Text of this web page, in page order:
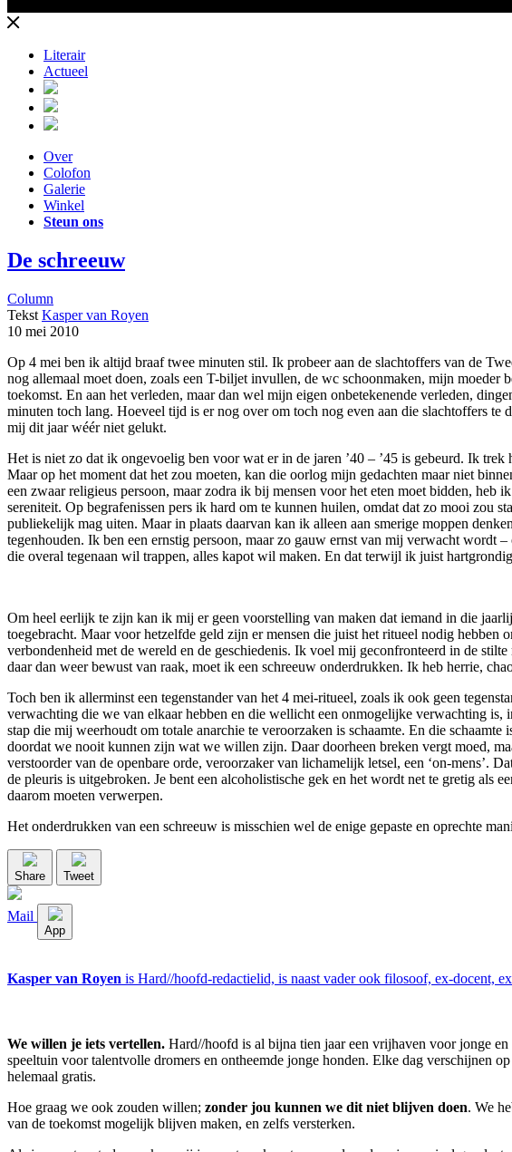
Literair
Actueel
Over
Colofon
Galerie
Winkel
Steun ons
De schreeuw
Column
Tekst Kasper van Royen
10 mei 2010
Op 4 mei ben ik altijd braaf twee minuten stil. Ik probeer aan de slachtoffers van de
nog allemaal moet doen, zoals een T-biljet invullen, de wc schoonmaken, mijn
toekomst. En aan het verleden, maar dan wel mijn eigen onbetekenende verleden,
minuten toch lang. Hoeveel tijd is er nog over om toch nog even aan die slachtoffers te
mij dit jaar wéér niet gelukt.
Het is niet zo dat ik ongevoelig ben voor wat er in de jaren ’40 – ’45 is gebeurd. Ik
Maar op het moment dat het zou moeten, kan die oorlog mijn gedachten maar niet
een zwaar religieus persoon, maar zodra ik bij mensen voor het eten moet bidden,
sereniteit. Op begrafenissen pers ik hard om te kunnen huilen, omdat dat zo mooi zou
publiekelijk mag uiten. Maar in plaats daarvan kan ik alleen aan smerige moppen
tegenhouden. Ik ben een ernstig persoon, maar zo gauw ernst van mij verwacht wordt
die overal tegenaan wil trappen, alles kapot wil maken. En dat terwijl ik juist
Om heel eerlijk te zijn kan ik mij er geen voorstelling van maken dat iemand in die
toegebracht. Maar voor hetzelfde geld zijn er mensen die juist het ritueel nodig
verbondenheid met de wereld en de geschiedenis. Ik voel mij geconfronteerd in de
daar dan weer bewust van raak, moet ik een schreeuw onderdrukken. Ik heb herrie,
Toch ben ik allerminst een tegenstander van het 4 mei-ritueel, zoals ik ook geen
verwachting die we van elkaar hebben en die wellicht een onmogelijke verwachting
stap die mij weerhoudt om totale anarchie te veroorzaken is schaamte. En die
doordat we nooit kunnen zijn wat we willen zijn. Daar doorheen breken vergt moed,
verstoorder van de openbare orde, veroorzaker van lichamelijk letsel, een ‘on-mens’.
de pleuris is uitgebroken. Je bent een alcoholistische gek en het wordt net te gretig als
daarom moeten verwerpen.
Het onderdrukken van een schreeuw is misschien wel de enige gepaste en oprechte
Share Tweet
Mail
App
Kasper van Royen is Hard//hoofd-redactielid, is naast vader ook filosoof, ex-docent,
We willen je iets vertellen. Hard//hoofd is al bijna tien jaar een vrijhaven voor jonge
speeltuin voor talentvolle dromers en ontheemde jonge honden. Elke dag verschijnen
helemaal gratis.
Hoe graag we ook zouden willen; zonder jou kunnen we dit niet blijven doen. We
van de toekomst mogelijk blijven maken, en zelfs versterken.